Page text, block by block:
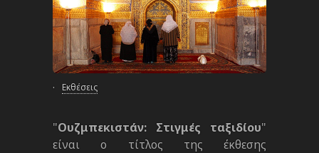
· Εκθέσεις
"Ουζμπεκιστάν: Στιγμές ταξιδίου"
είναι ο τίτλος της έκθεσης